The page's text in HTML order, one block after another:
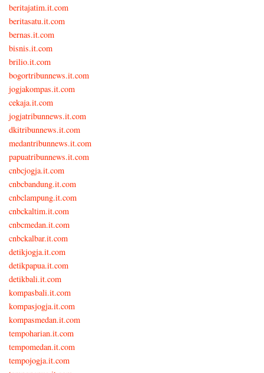
beritajatim.it.com
beritasatu.it.com
bernas.it.com
bisnis.it.com
brilio.it.com
bogortribunnews.it.com
jogjakompas.it.com
cekaja.it.com
jogjatribunnews.it.com
dkitribunnews.it.com
medantribunnews.it.com
papuatribunnews.it.com
cnbcjogja.it.com
cnbcbandung.it.com
cnbclampung.it.com
cnbckaltim.it.com
cnbcmedan.it.com
cnbckalbar.it.com
detikjogja.it.com
detikpapua.it.com
detikbali.it.com
kompasbali.it.com
kompasjogja.it.com
kompasmedan.it.com
tempoharian.it.com
tempomedan.it.com
tempojogja.it.com